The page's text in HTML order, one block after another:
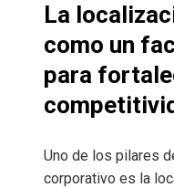
La
como un
para
Uno de los pilares
corporativo es la